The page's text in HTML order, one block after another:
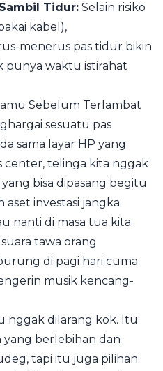
Tidur: Selain risiko
kabel),
menerus pas tidur bikin
punya waktu istirahat
Sebelum Terlambat
sesuatu pas
sama layar HP yang
center, telinga kita nggak
bisa dipasang begitu
aset investasi jangka
nanti di masa tua kita
tawa orang
di pagi hari cuma
musik kencang-
nggak dilarang kok. Itu
berlebihan dan
tapi itu juga pilihan